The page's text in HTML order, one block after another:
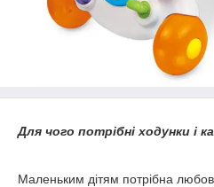
Для чого потрібні ходунки і
Маленьким дітям потрібна любов